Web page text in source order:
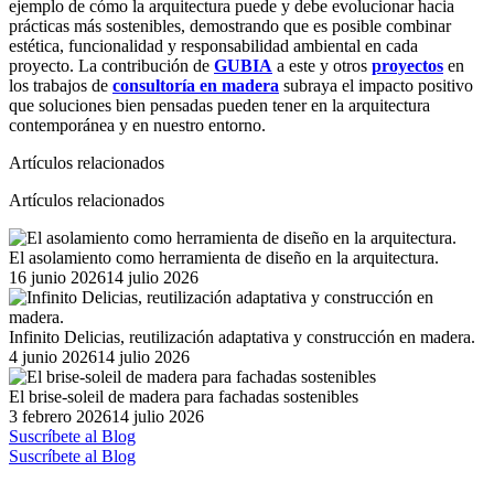
ejemplo de cómo la arquitectura puede y debe evolucionar hacia
prácticas más sostenibles, demostrando que es posible combinar
estética, funcionalidad y responsabilidad ambiental en cada
proyecto. La contribución de GUBIA a este y otros proyectos en
los trabajos de consultoría en madera subraya el impacto positivo
que soluciones bien pensadas pueden tener en la arquitectura
contemporánea y en nuestro entorno.
Artículos relacionados
Artículos relacionados
El asolamiento como herramienta de diseño en la arquitectura.
Posted
on
16 junio 202614 julio 2026
Infinito Delicias, reutilización adaptativa y construcción en madera.
Posted
on
4 junio 202614 julio 2026
El brise-soleil de madera para fachadas sostenibles
Posted
on
3 febrero 202614 julio 2026
Suscríbete al Blog
Suscríbete al Blog